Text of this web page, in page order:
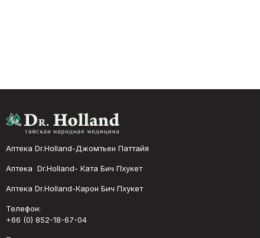
Аптека Dr.Holland-Джомтьен Паттайя
Аптека Dr.Holland- Ката Бич Пхукет
Аптека Dr.Holland-Карон Бич Пхукет
Телефон:
+66 (0) 852-18-67-04